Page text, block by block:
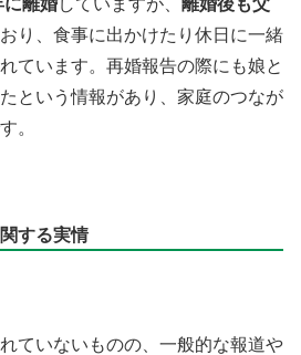
に離婚していますが、 離婚後も父
り、食事に出かけたり休日に一緒
ています。再婚報告の際にも娘と
という情報があり、家庭のつなが
。
する実情
ていないものの、一般的な報道や